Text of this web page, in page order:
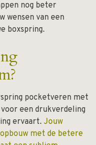
nog beter
wensen van een
boxspring.
pocketveren met
een drukverdeling
ervaart. Jouw
met de betere